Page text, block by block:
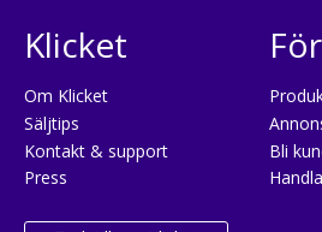
Klicket
Om Klicket
Säljtips
Kontakt & support
Press
Bli